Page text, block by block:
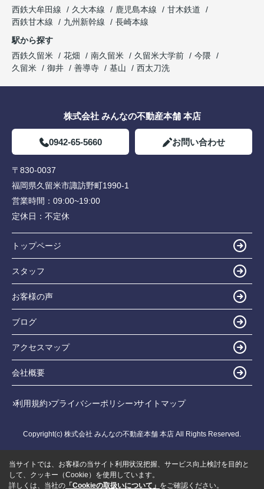
西鉄大牟田線
久大本線 鹿児島本線
甘木鉄道
西鉄甘木線
九州新幹線
長崎本線
駅から探す
西鉄久留米
花畑 南久留米 久留米大学前
今隈
久留米
御井 善導寺 基山 西太刀洗
株式会社 みんなの不動産本舗 本店
0942-65-5660 お問い合わせ
〒830-0037
福岡県久留米市諏訪野町1990-1
営業時間： 09:00~19:00
定休日： 不定休
トップページ
スタッフ
お客様の声
ブログ
アクセスマップ
会社概要
利用規約 プライバシーポリシー サイトマップ
Copyright(c) 株式会社 みんなの不動産本舗 本店 All Rights Reserved.
当サイトでは、お客様の当サイト利用状況把握、サービス向上検討を目的と
して、クッキー（Cookie）を使用しています。
詳しくは、当社の 「Cookieの取扱いについて」 をご確認ください。